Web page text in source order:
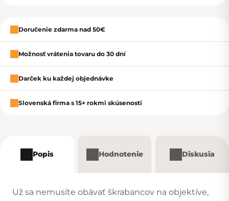
Doručenie zdarma nad 50€
Možnosť vrátenia tovaru do 30 dní
Darček ku každej objednávke
Slovenská firma s 15+ rokmi skúseností
Popis Hodnotenie Diskusia
Už sa nemusíte obávať škrabancov na objektíve,